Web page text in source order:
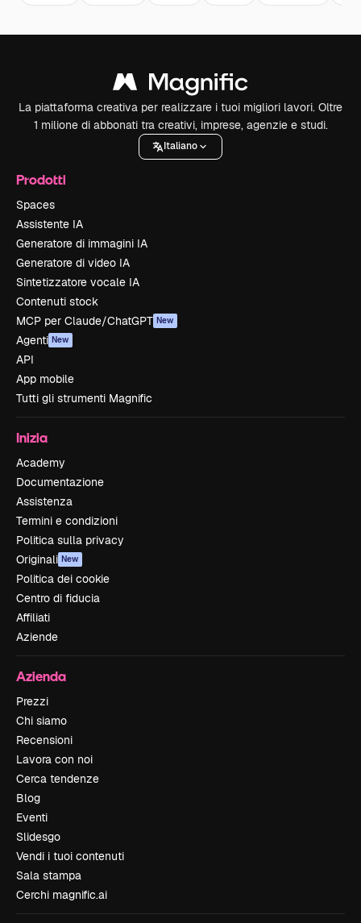
La piattaforma creativa per realizzare i tuoi migliori lavori. Oltre
1 milione di abbonati tra creativi, imprese, agenzie e studi.
Italiano
Prodotti
Spaces
Assistente IA
Generatore di immagini IA
Generatore di video IA
Sintetizzatore vocale IA
Contenuti stock
MCP per Claude/ChatGPT New
Agenti New
API
App mobile
Tutti gli strumenti Magnific
Inizia
Academy
Documentazione
Assistenza
Termini e condizioni
Politica sulla privacy
Originali New
Politica dei cookie
Centro di fiducia
Affiliati
Aziende
Azienda
Prezzi
Chi siamo
Recensioni
Lavora con noi
Cerca tendenze
Blog
Eventi
Slidesgo
Vendi i tuoi contenuti
Sala stampa
Cerchi magnific.ai